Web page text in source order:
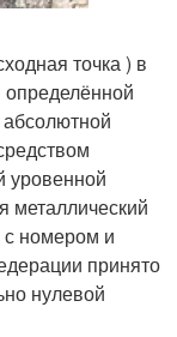
точка ) в
абсолютной
уровенной
металлический
с номером и
принято
нулевой